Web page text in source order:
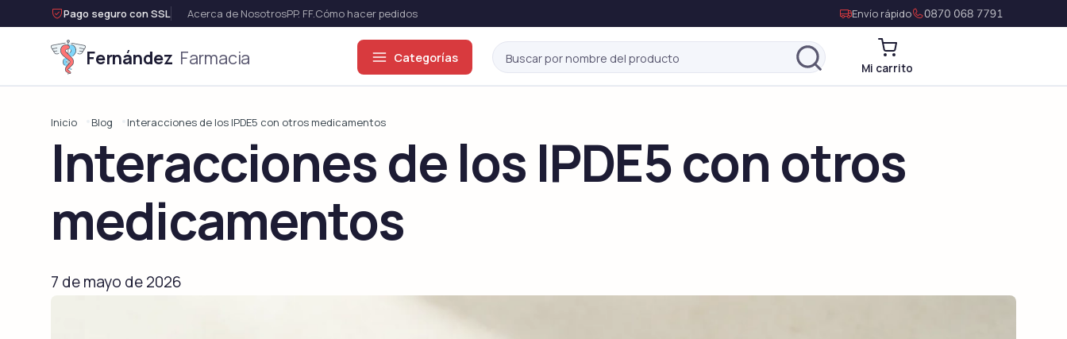
Pago seguro con SSL Acerca de NosotrosPP. FF.Cómo hacer pedidos Envío rápido
Fernández Farmacia Categorías
Disfunción eréctil
Ver todos →
Sildenafil
Mi carrito
Inicio Blog Interacciones de los IPDE5 con otros medicamentos
Interacciones de los IPDE5 con otros
medicamentos
7 de mayo de 2026